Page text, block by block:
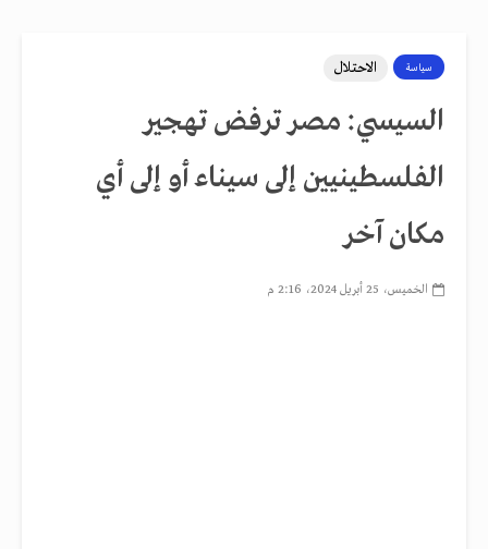
سياسة الاحتلال
السيسي: مصر ترفض تهجير
الفلسطينيين إلى سيناء أو إلى أي
مكان آخر
الخميس، 25 أبريل 2024، 2:16 م